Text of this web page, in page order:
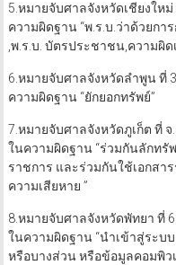
5.หมายจับศาลจังหวัดเชียงให
ความผิดฐาน “พ.ร.บ.ว่าด้วยกา
,พ.ร.บ. บัตรประชาชน,ความผิด
6.หมายจับศาลจังหวัดลำพูน ที่
ความผิดฐาน “ยักยอกทรัพย์”
7.หมายจับศาลจังหวัดภูเก็ต ที่
ในความผิดฐาน “ร่วมกันลักทรั
ราชการ และร่วมกันใช้เอกสา
ความเสียหาย ”
8.หมายจับศาลจังหวัดพัทยา ที่
ในความผิดฐาน “นำเข้าสู่ระบ
หรือบางส่วน หรือข้อมูลคอมพิว